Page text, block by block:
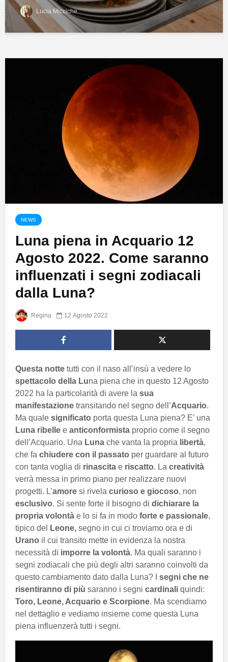
Lucia Micciche
NEWS
Luna piena in Acquario 12
Agosto 2022. Come saranno
influenzati i segni zodiacali
dalla Luna?
Regina 12 Agosto 2022
Questa notte tutti con il naso all’insù a vedere lo
spettacolo della Luna piena che in questo 12 Agosto
2022 ha la particolarità di avere la sua
manifestazione transitando nel segno dell’Acquario.
Ma quale significato porta questa Luna piena? E’ una
Luna ribelle e anticonformista proprio come il segno
dell’Acquario. Una Luna che vanta la propria libertà,
che fa chiudere con il passato per guardare al futuro
con tanta voglia di rinascita e riscatto. La creatività
verrà messa in primo piano per realizzare nuovi
progetti. L’amore si rivela curioso e giocoso, non
esclusivo. Si sente forte il bisogno di dichiarare la
propria volontà e lo si fa in modo forte e passionale,
tipico del
Leone, segno in cui ci troviamo ora e di
Urano il cui transito mette in evidenza la nostra
necessità di imporre la volontà. Ma quali saranno i
segni zodiacali che più degli altri saranno coinvolti da
questo cambiamento dato dalla Luna? I segni che ne
risentiranno di più saranno i segni cardinali quindi:
Toro, Leone, Acquario e Scorpione. Ma scendiamo
nel dettaglio e vediamo insieme come questa Luna
piena influenzerà tutti i segni.